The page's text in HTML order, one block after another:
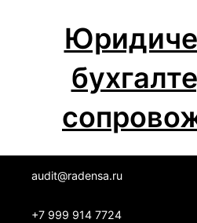
содержимому
audit@radensa.ru
+7 999 914 7724